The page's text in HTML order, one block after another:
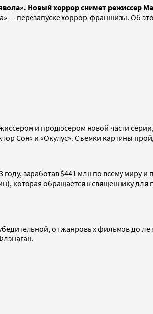
Новый хоррор снимет режиссер
— перезапуске хоррор-франшизы. Об
и продюсером новой части
Сон» и «Окулус». Съемки картины
заработав $441 млн по всему миру и
которая обращается к священнику
от жанровых фильмов до